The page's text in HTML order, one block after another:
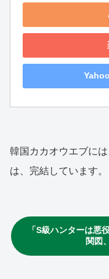
韓国カカオウエブに
は、完結しています。
「S級ハンターは悪
関図